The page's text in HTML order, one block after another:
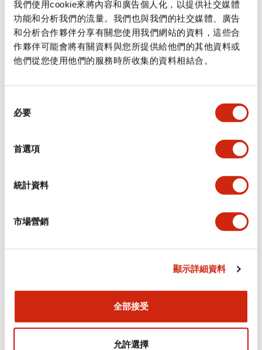
我們使用cookie來將內容和廣告個人化，以提供社交媒體
功能和分析我們的流量。我們也與我們的社交媒體、廣告
和分析合作夥伴分享有關您使用我們網站的資料，這些合
作夥伴可能會將有關資料與您所提供給他們的其他資料或
他們從您使用他們的服務時所收集的資料相結合。
必要
首選項
統計資料
市場營銷
顯示詳細資料
全部接受
允許選擇
規格 顯示全部
審美規範
環境規範
功能規格